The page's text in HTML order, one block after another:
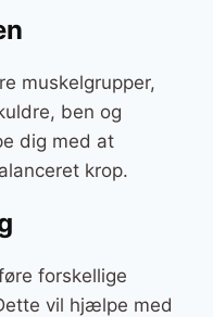
muskelgrupper,
ben og
dig med at
krop.
forskellige
vil hjælpe med